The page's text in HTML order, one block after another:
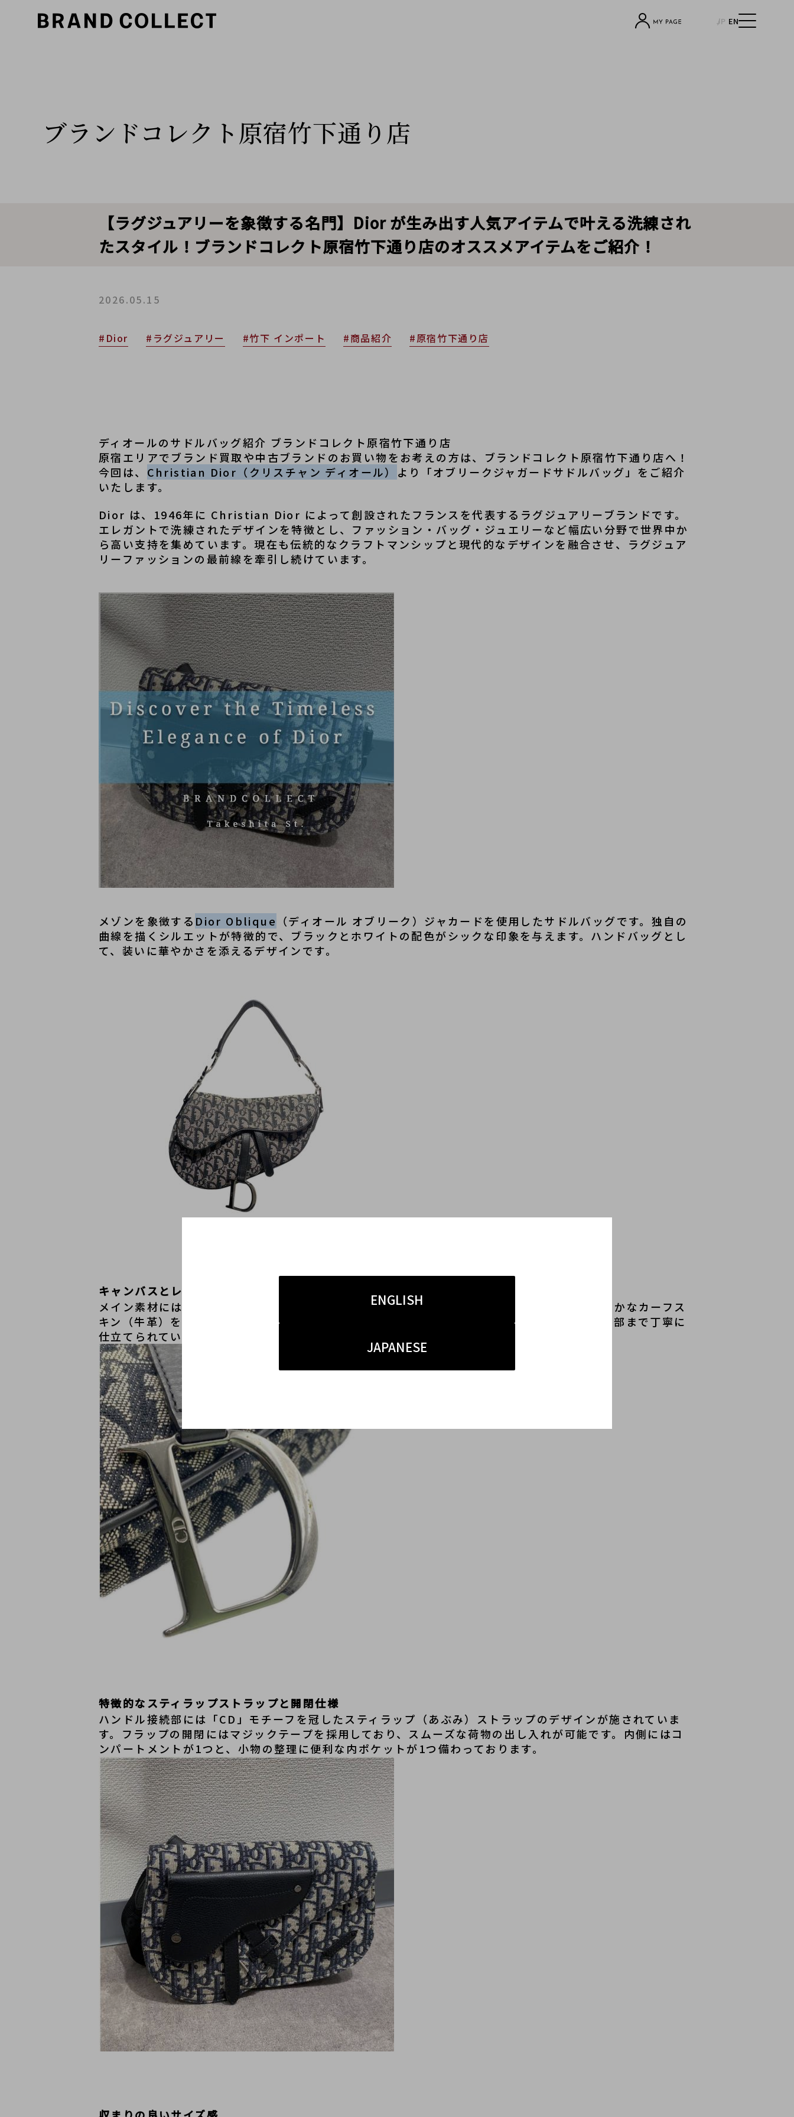
JP EN
ENGLISH
JAPANESE
ブランドコレクト原宿竹下通り店
【ラグジュアリーを象徴する名門】Dior が生み出す人気アイテムで叶える洗練され
たスタイル！ブランドコレクト原宿竹下通り店のオススメアイテムをご紹介！
2026.05.15
#Dior #ラグジュアリー #竹下 インポート #商品紹介 #原宿竹下通り店
ディオールのサドルバッグ紹介 ブランドコレクト原宿竹下通り店
原宿エリアでブランド買取や中古ブランドのお買い物をお考えの方は、ブランドコレクト原宿竹下通り店へ！
今回は、 Christian Dior（クリスチャン ディオール） より「オブリークジャガードサドルバッグ」をご紹介
いたします。
Dior は、1946年に Christian Dior によって創設されたフランスを代表するラグジュアリーブランドです。
エレガントで洗練されたデザインを特徴とし、ファッション・バッグ・ジュエリーなど幅広い分野で世界中か
ら高い支持を集めています。現在も伝統的なクラフトマンシップと現代的なデザインを融合させ、ラグジュア
リーファッションの最前線を牽引し続けています。
メゾンを象徴する Dior Oblique （ディオール オブリーク）ジャカードを使用したサドルバッグです。独自の
曲線を描くシルエットが特徴的で、ブラックとホワイトの配色がシックな印象を与えます。ハンドバッグとし
て、装いに華やかさを添えるデザインです。
キャンバスとレザーを組み合わせたイタリア製
メイン素材には、繊細な織りが特徴のキャンバス地を使用しております。ハンドル部分には滑らかなカーフス
キン（牛革）をあしらい、異素材のコントラストを楽しめる仕様です。製造国はイタリアで、細部まで丁寧に
仕立てられています。
特徴的なスティラップストラップと開閉仕様
ハンドル接続部には「CD」モチーフを冠したスティラップ（あぶみ）ストラップのデザインが施されていま
す。フラップの開閉にはマジックテープを採用しており、スムーズな荷物の出し入れが可能です。内側にはコ
ンパートメントが1つと、小物の整理に便利な内ポケットが1つ備わっております。